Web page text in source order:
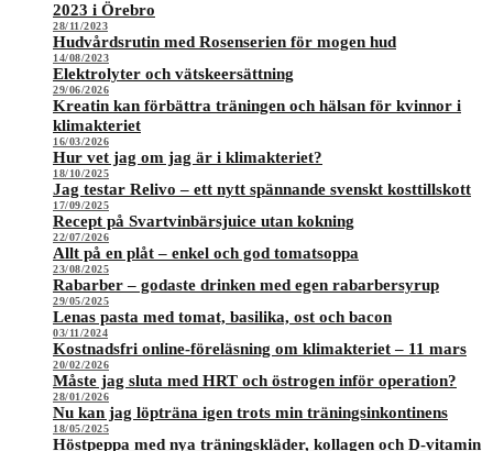
2023 i Örebro
28/11/2023
Hudvårdsrutin med Rosenserien för mogen hud
14/08/2023
Elektrolyter och vätskeersättning
29/06/2026
Kreatin kan förbättra träningen och hälsan för kvinnor i
klimakteriet
16/03/2026
Hur vet jag om jag är i klimakteriet?
18/10/2025
Jag testar Relivo – ett nytt spännande svenskt kosttillskott
17/09/2025
Recept på Svartvinbärsjuice utan kokning
22/07/2026
Allt på en plåt – enkel och god tomatsoppa
23/08/2025
Rabarber – godaste drinken med egen rabarbersyrup
29/05/2025
Lenas pasta med tomat, basilika, ost och bacon
03/11/2024
Kostnadsfri online-föreläsning om klimakteriet – 11 mars
20/02/2026
Måste jag sluta med HRT och östrogen inför operation?
28/01/2026
Nu kan jag löpträna igen trots min träningsinkontinens
18/05/2025
Höstpeppa med nya träningskläder, kollagen och D-vitamin